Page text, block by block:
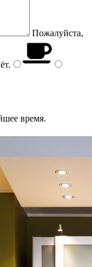
Пожалуйста,
.
время.